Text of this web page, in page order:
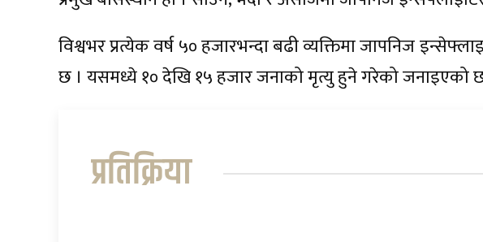
विश्वभर प्रत्येक वर्ष ५० हजारभन्दा बढी व्यक्तिमा जापनिज
छ । यसमध्ये १० देखि १५ हजार जनाको मृत्यु हुने गरेको जनाइएको
प्रतिक्रिया